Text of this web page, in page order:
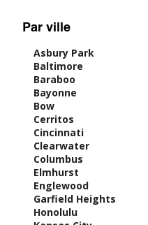
Par ville
Asbury Park
Baltimore
Baraboo
Bayonne
Bow
Cerritos
Cincinnati
Clearwater
Columbus
Elmhurst
Englewood
Garfield Heights
Honolulu